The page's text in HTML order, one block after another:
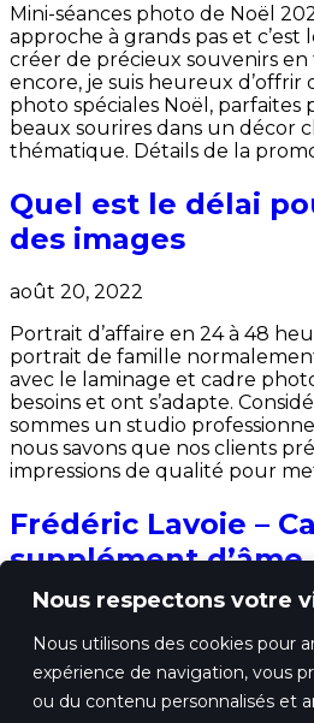
Nous respectons votre
Nous utilisons des cookies pour
expérience de navigation, vous
ou du contenu personnalisés et
Mini-séances photo de Noël
approche à grands pas et
créer de précieux souvenirs
encore, je suis heureux d’offrir
photo spéciales Noël,
beaux sourires dans un décor
thématique. Détails de la
Quel est le délai
des images
août 20, 2022
Portrait d’affaire en 24 à 48
portrait de famille
avec le laminage et cadre
besoins et ont s’adapte.
sommes un studio
nous savons que nos clients
impressions de qualité pour
Frédéric Lavoie –
supplément d’âme
mars 28, 2012
Pour ma 20e Revue magazine
photographee années
Magazine Prestige à fait un bel